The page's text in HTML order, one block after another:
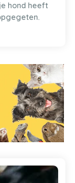
hond heeft